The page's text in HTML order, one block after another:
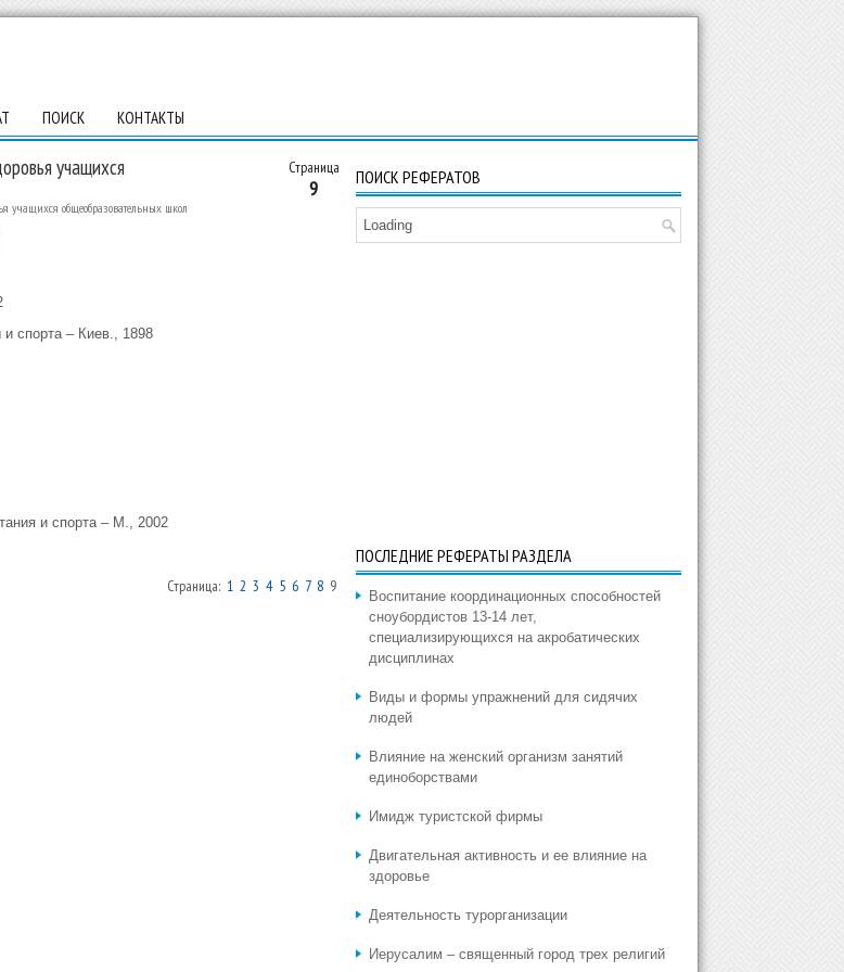
ПОИСК КОНТАКТЫ
Страница
9
учащихся
учащихся общеобразовательных школ
спорта – Киев., 1898
и спорта – М., 2002
Страница: 1 2 3 4 5 6 7 89
ПОИСК РЕФЕРАТОВ
Loading
ПОСЛЕДНИЕ РЕФЕРАТЫ РАЗДЕЛА
Воспитание координационных способностей
сноубордистов 13-14 лет,
специализирующихся на акробатических
дисциплинах
Виды и формы упражнений для сидячих
людей
Влияние на женский организм занятий
единоборствами
Имидж туристской фирмы
Двигательная активность и ее влияние на
здоровье
Деятельность турорганизации
Иерусалим – священный город трех религий